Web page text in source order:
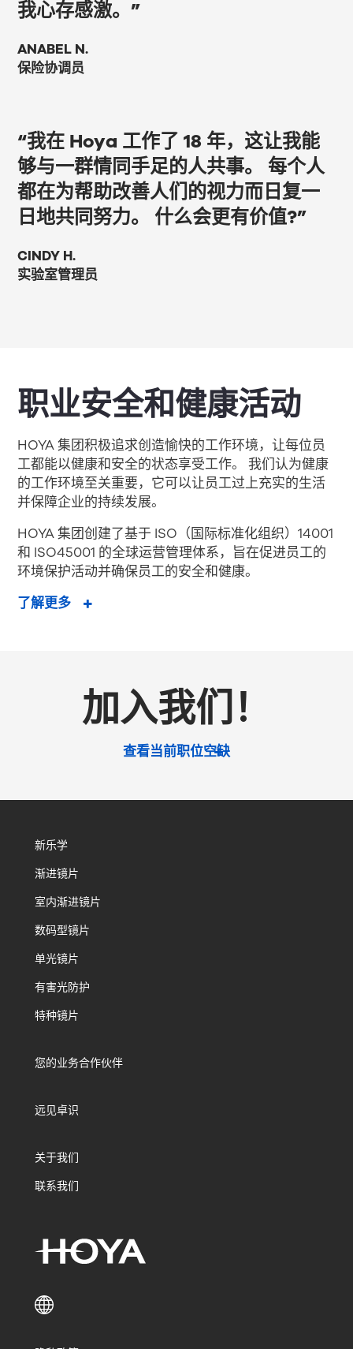
我心存感激。”
ANABEL N.
保险协调员
“我在 Hoya 工作了 18 年，这让我能
够与一群情同手足的人共事。 每个人
都在为帮助改善人们的视力而日复一
日地共同努力。 什么会更有价值?”
CINDY H.
实验室管理员
职业安全和健康活动
HOYA 集团积极追求创造愉快的工作环境，让每位员
工都能以健康和安全的状态享受工作。 我们认为健康
的工作环境至关重要，它可以让员工过上充实的生活
并保障企业的持续发展。
HOYA 集团创建了基于 ISO（国际标准化组织）14001
和 ISO45001 的全球运营管理体系，旨在促进员工的
环境保护活动并确保员工的安全和健康。
了解更多
加入我们！
查看当前职位空缺
新乐学
渐进镜片
室内渐进镜片
数码型镜片
单光镜片
有害光防护
特种镜片
您的业务合作伙伴
远见卓识
关于我们
联系我们